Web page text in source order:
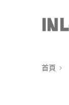
首頁